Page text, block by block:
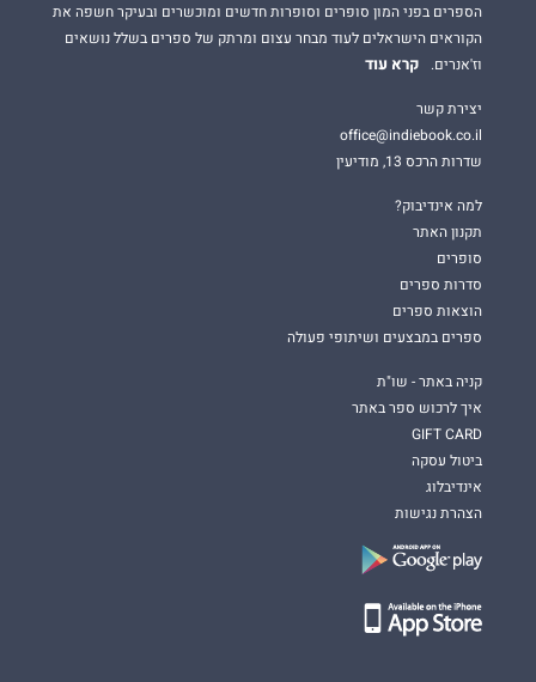
הספרים בפני המון סופרים וסופרות חדשים ומוכשרים ובעיקר חשפה את
הקוראים הישראלים לעוד מבחר עצום ומרתק של ספרים בשלל נושאים
וז'אנרים.
קרא עוד
יצירת קשר
office@indiebook.co.il
שדרות הרכס 13, מודיעין
למה אינדיבוק?
תקנון האתר
סופרים
סדרות ספרים
הוצאות ספרים
ספרים במבצעים ושיתופי פעולה
קניה באתר - שו"ת
איך לרכוש ספר באתר
GIFT CARD
ביטול עסקה
אינדיבלוג
הצהרת נגישות